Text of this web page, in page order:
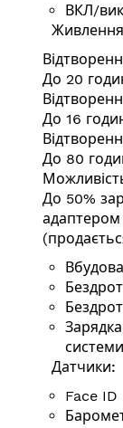
ВКЛ/
До 20
До 16
До 80
До 50%
Датчики:
Face ID